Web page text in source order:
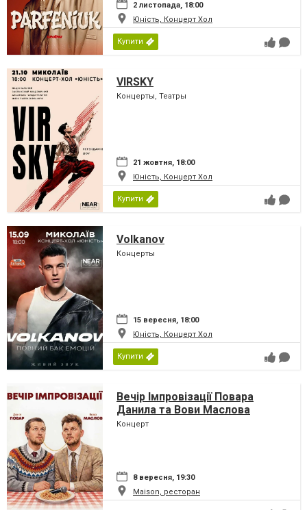
2 листопада, 18:00
Юність, Концерт Хол
Купити
VIRSKY
Концерты, Театры
21 жовтня, 18:00
Юність, Концерт Хол
Купити
Volkanov
Концерты
15 вересня, 18:00
Юність, Концерт Хол
Купити
Вечір Імпровізації Повара
Данила та Вови Маслова
Концерт
8 вересня, 19:30
Maison, ресторан